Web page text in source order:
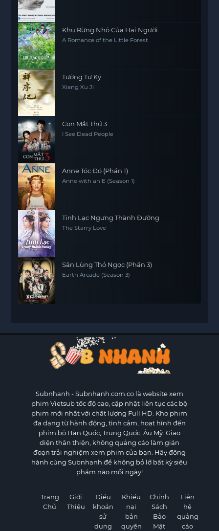
Khu Rừng Nhỏ Của Hai Người
A Romance of the Little Forest
Tường Tự Ký
Xiang Xu Ji
Con Mắt Thứ 3
I See Dead People
Anne Tóc Đỏ (Phần 1)
Anne with an E (Season 1)
Tinh Lạc Ngưng Thành Đường
The Starry Love
Săn Lùng Thỏ Ngọc (Phần 3)
Earth Arcade (Season 3)
Subnhanh - Subnhanh.com.co là website xem
phim Vietsub tốc độ cao, cập nhật liên tục các bộ
phim mới nhất với chất lượng Full HD. Kho phim
đa dạng từ hành động, tình cảm, hoạt hình đến
phim bộ Hàn Quốc, Trung Quốc, Âu Mỹ. Giao
diện thân thiện, không quảng cáo làm gián
đoạn trải nghiệm xem phim của bạn. Hãy đồng
hành cùng Subnhanh để không bỏ lỡ bất kỳ siêu
phẩm nào mỗi ngày!
Trang
Chủ
Giới
Thiệu
Điều
khoản
sử
dụng
Khiếu
nại
bản
quyền
Chính
Sách
Bảo
Mật
Liên
hệ
quảng
cáo